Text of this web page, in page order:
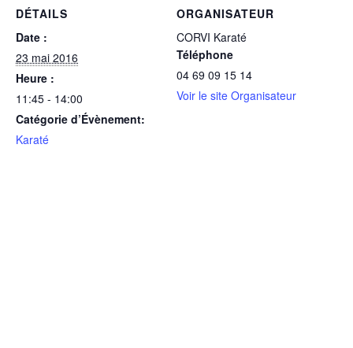
DÉTAILS
Date :
23 mai 2016
Heure :
11:45 - 14:00
Catégorie d’Évènement:
Karaté
ORGANISATEUR
CORVI Karaté
Téléphone
04 69 09 15 14
Voir le site Organisateur